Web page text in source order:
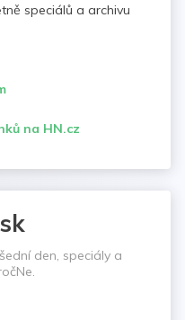
speciálů a archivu
na HN.cz
den, speciály a